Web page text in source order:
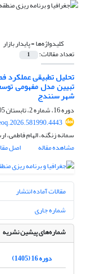
کلیدواژه‌ها =پایدار بازار
تعداد مقالات: 1
تحلیل تطبیقی عملکرد
تبیین مدل مفهومی
شهر سنندج
دوره 16، شماره 2، تابستان 1405، صفحه
سمانه زنگنه، الهام فاطمی،
مشاهده مقاله
اصل
مقالات آماده انتشار
شماره جاری
شماره‌های پیشین نشریه
دوره 16 (1405)